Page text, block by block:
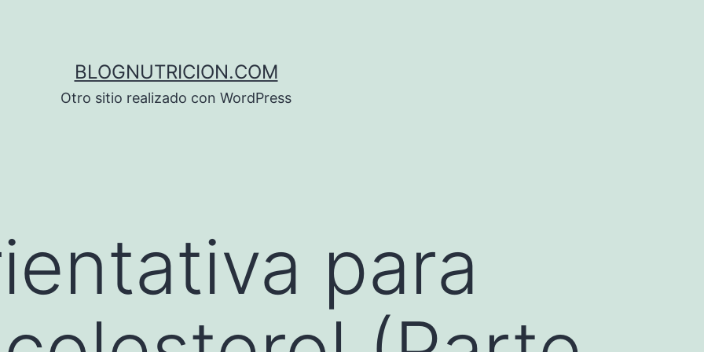
BLOGNUTRICION.COM
Otro sitio realizado con WordPress
para